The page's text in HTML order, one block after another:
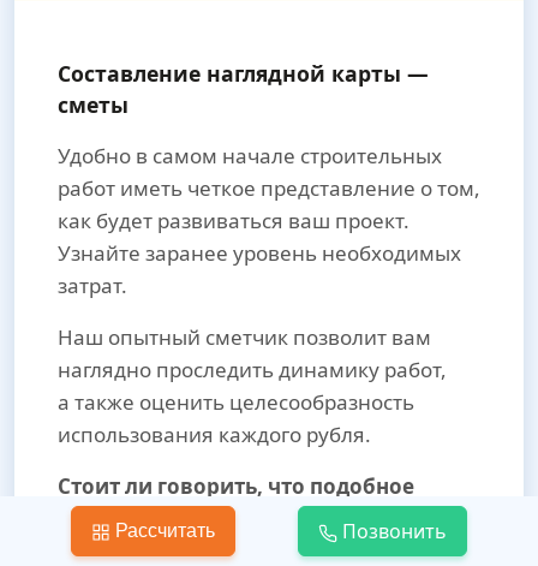
Составление наглядной карты —
сметы
Удобно в самом начале строительных
работ иметь четкое представление о том,
как будет развиваться ваш проект.
Узнайте заранее уровень необходимых
затрат.
Наш опытный сметчик позволит вам
наглядно проследить динамику работ,
а также оценить целесообразность
использования каждого рубля.
Стоит ли говорить, что подобное
видение полностью исключает
незапланированные расходы, что
Рассчитать Позвонить